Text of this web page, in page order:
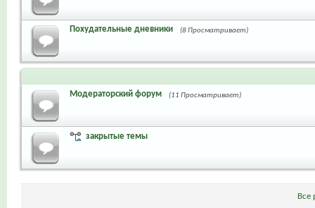
Похудательные дневники (8 Просматривает)
Модераторский форум (11 Просматривает)
закрытые темы
Все